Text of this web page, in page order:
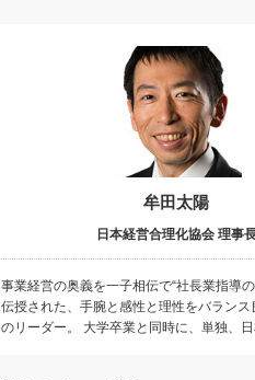
牟田太陽
日本経営合理化協会 理事
事業経営の奥義を一子相伝で“社長業指導
伝授された、手腕と感性と理性をバランス
のリーダー。 大学卒業と同時に、単独、